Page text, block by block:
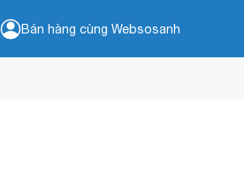
Bán hàng cùng Websosanh